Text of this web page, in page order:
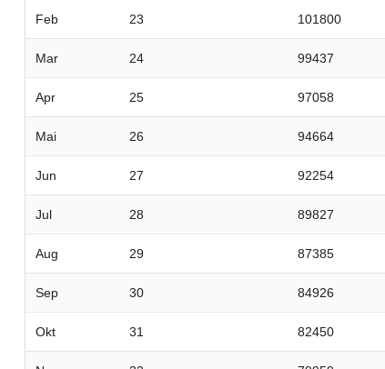
Feb 23 101800
Mar 24 99437
Apr 25 97058
Mai 26 94664
Jun 27 92254
Jul 28 89827
Aug 29 87385
Sep 30 84926
Okt 31 82450